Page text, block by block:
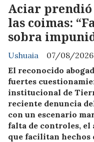
Aciar prendió
las coimas:
sobra
Ushuaia
07/08/2026
El reconocido
fuertes
institucional de
reciente denuncia
con un escenario
falta de controles, el
que facilitan hechos